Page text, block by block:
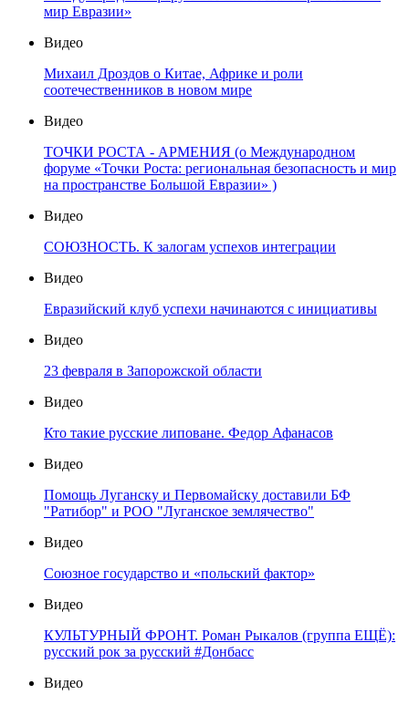
мир Евразии»
Видео
Михаил Дроздов о Китае, Африке и роли
соотечественников в новом мире
Видео
ТОЧКИ РОСТА - АРМЕНИЯ (о Международном
форуме «Точки Роста: региональная безопасность и мир
на пространстве Большой Евразии» )
Видео
СОЮЗНОСТЬ. К залогам успехов интеграции
Видео
Евразийский клуб успехи начинаются с инициативы
Видео
23 февраля в Запорожской области
Видео
Кто такие русские липоване. Федор Афанасов
Видео
Помощь Луганску и Первомайску доставили БФ
"Ратибор" и РОО "Луганское землячество"
Видео
Союзное государство и «польский фактор»
Видео
КУЛЬТУРНЫЙ ФРОНТ. Роман Рыкалов (группа ЕЩЁ):
русский рок за русский #Донбасс
Видео